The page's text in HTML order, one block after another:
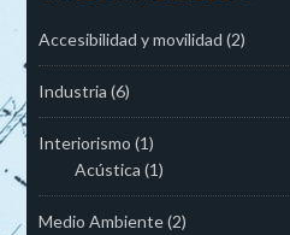
Accesibilidad y movilidad (2)
Industria (6)
Interiorismo (1)
Acústica (1)
Medio Ambiente(2)